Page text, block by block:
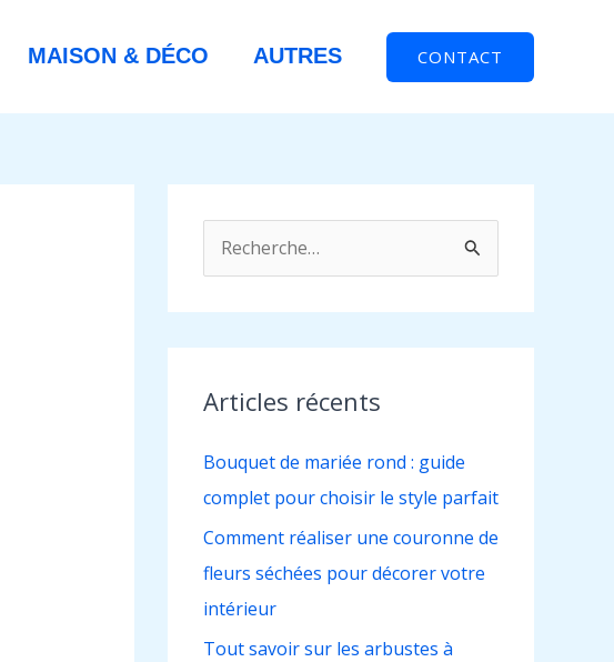
MAISON & DÉCO AUTRES CONTACT
e
c
h
e
r
:
Articles récents
Bouquet de mariée rond : guide
complet pour choisir le style parfait
Comment réaliser une couronne de
fleurs séchées pour décorer votre
intérieur
Tout savoir sur les arbustes à